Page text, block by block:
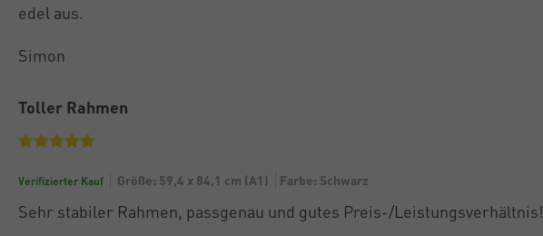
edel aus.
Simon
Toller Rahmen
Verifizierter Kauf Größe: 59,4 x 84,1 cm (A1) Farbe: Schwarz
Sehr stabiler Rahmen, passgenau und gutes Preis-/Leistungsverhältnis!